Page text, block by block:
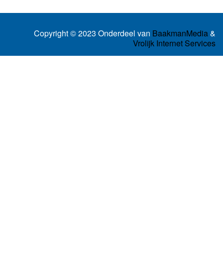
Copyright © 2023 Onderdeel van BaakmanMedia&
Vrolijk Internet Services